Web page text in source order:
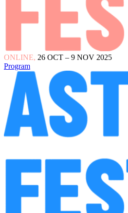
ONLINE, 26 OCT – 9 NOV 2025
Program